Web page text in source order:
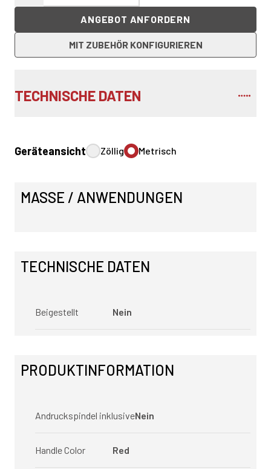
ANGEBOT ANFORDERN
MIT ZUBEHÖR KONFIGURIEREN
TECHNISCHE DATEN
Geräteansicht Zöllig Metrisch
MASSE / ANWENDUNGEN
TECHNISCHE DATEN
Beigestellt Nein
PRODUKTINFORMATION
Andruckspindel inklusiveNein
Handle Color Red